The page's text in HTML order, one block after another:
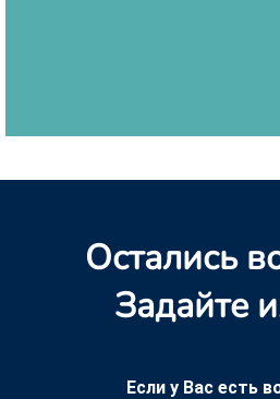
Остались
Задайте
Если у Вас есть